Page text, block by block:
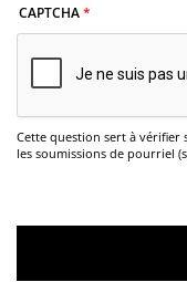
CAPTCHA
Cette question sert à
les soumissions de pourriel